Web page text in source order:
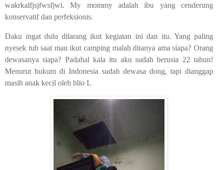
wakrkalfjsjfwsfjwi. My mommy adalah ibu yang cenderung
konservatif dan perfeksionis.
Daku ingat dulu dilarang ikut kegiatan ini dan itu. Yang paling
nyesek tuh saat mau ikut camping malah ditanya ama siapa? Orang
dewasanya siapa? Padahal kala itu aku sudah berusia 22 tahun!
Menurut hukum di Indonesia sudah dewasa dong, tapi dianggap
masih anak kecil oleh blio L